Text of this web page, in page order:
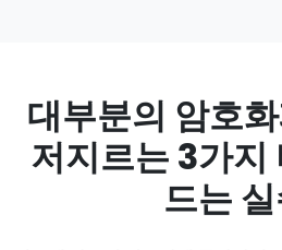
대부분의 암호
저지르는 3가지
드는